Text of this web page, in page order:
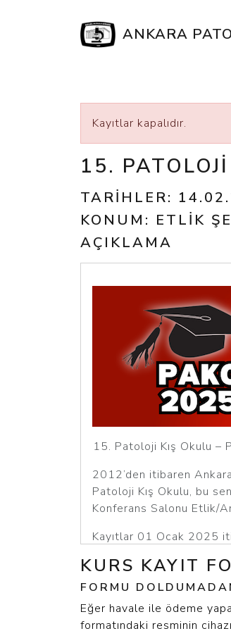
ANKARA
Kayıtlar kapalıdır.
15.
TARIHLER:
KONUM: ETLIK
AÇIKLAMA
Patoloji Kış Okulu –
2012’den itibaren
Patoloji Kış Okulu, bu
Konferans Salonu Etlik/
Kayıtlar 01 Ocak 2025
Son kayıt tarihleri (Son
Şubat kursu kayıt iptali
KURS KAYIT
FORMU
Eğer havale ile ödeme
formatındaki resminin